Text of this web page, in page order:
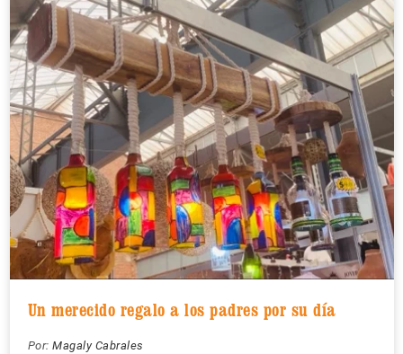
Un merecido regalo a los padres por su día
Por: Magaly Cabrales